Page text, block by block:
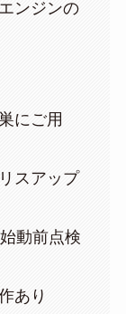
ンジンの
にご用
スアップ
動前点検
あり